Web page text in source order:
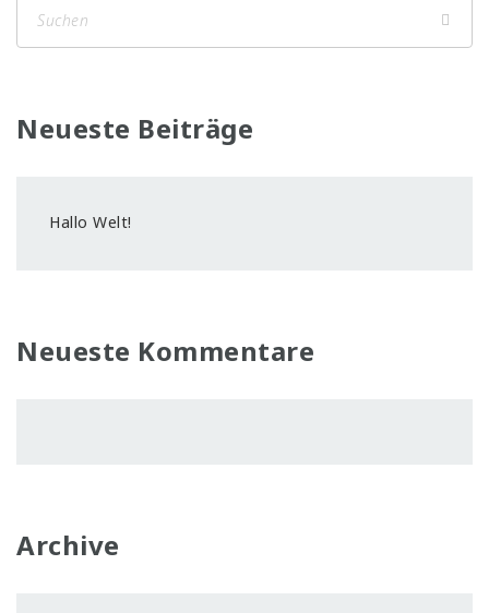
Neueste Beiträge
Hallo Welt!
Neueste Kommentare
Archive